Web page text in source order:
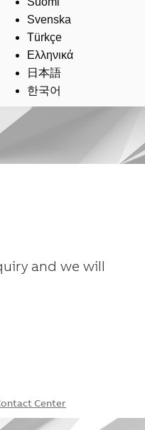
Svenska
Türkçe
Ελληνικά
日本語
한국어
and we will
Center